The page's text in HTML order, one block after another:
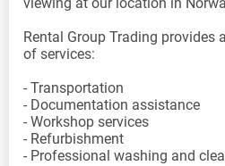
Rental Group Trading provides
of services:
- Transportation
- Documentation assistance
- Workshop services
- Refurbishment
- Professional washing and